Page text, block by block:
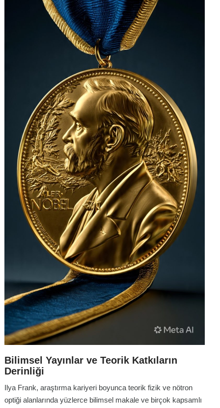
Bilimsel Yayınlar ve Teorik Katkıların
Derinliği
Ilya Frank, araştırma kariyeri boyunca teorik fizik ve nötron
optiği alanlarında yüzlerce bilimsel makale ve birçok kapsamlı